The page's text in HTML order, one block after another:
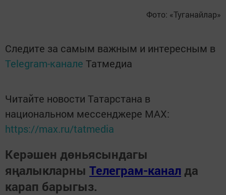
Фото: «Туганайлар»
Следите за самым важным и интересным в
Telegram-канале Татмедиа
Читайте новости Татарстана в
национальном мессенджере MАХ:
https://max.ru/tatmedia
Керәшен дөньясындагы
яңалыкларны Телеграм-канал да
карап барыгыз.